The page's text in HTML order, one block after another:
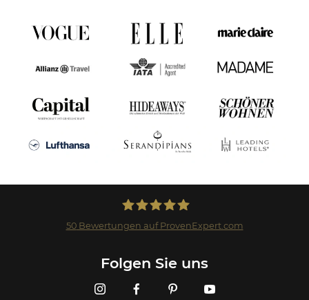
50Bewertungen auf ProvenExpert.com
Folgen Sie uns